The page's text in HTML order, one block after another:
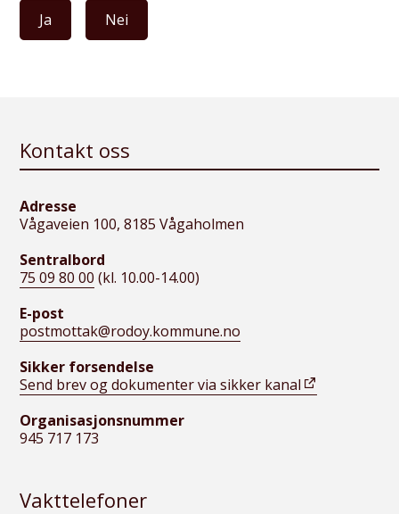
Ja Nei
Kontakt oss
Adresse
Vågaveien 100, 8185 Vågaholmen
Sentralbord
75 09 80 00 (kl. 10.00-14.00)
E-post
postmottak@rodoy.kommune.no
Sikker forsendelse
Send brev og dokumenter via sikker kanal
Organisasjonsnummer
945 717 173
Vakttelefoner